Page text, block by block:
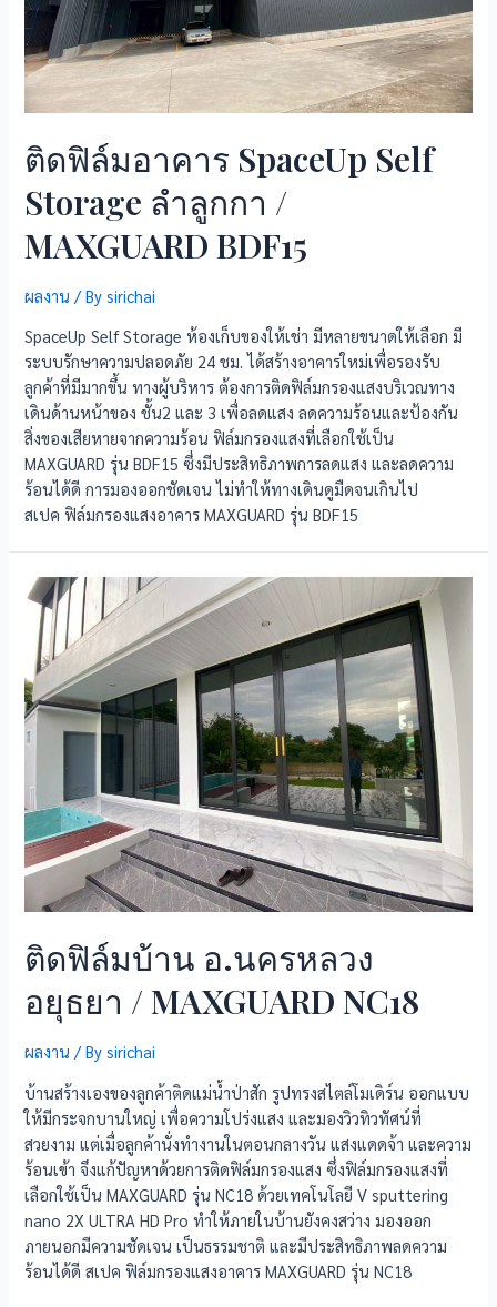
ติดฟิล์มอาคาร SpaceUp Self
Storage ลำลูกกา /
MAXGUARD BDF15
ผลงาน / Bysirichai
SpaceUp Self Storage ห้องเก็บของให้เช่า มีหลายขนาดให้เลือก มี
ระบบรักษาความปลอดภัย 24 ชม. ได้สร้างอาคารใหม่เพื่อรองรับ
ลูกค้าที่มีมากขึ้น ทางผู้บริหาร ต้องการติดฟิล์มกรองแสงบริเวณทาง
เดินด้านหน้าของ ชั้น2 และ 3 เพื่อลดแสง ลดความร้อนและป้องกัน
สิ่งของเสียหายจากความร้อน ฟิล์มกรองแสงที่เลือกใช้เป็น
MAXGUARD รุ่น BDF15 ซึ่งมีประสิทธิภาพการลดแสง และลดความ
ร้อนได้ดี การมองออกชัดเจน ไม่ทำให้ทางเดินดูมืดจนเกินไป
สเปค ฟิล์มกรองแสงอาคาร MAXGUARD รุ่น BDF15
ติดฟิล์มบ้าน อ.นครหลวง
อยุธยา / MAXGUARD NC18
ผลงาน / Bysirichai
บ้านสร้างเองของลูกค้าติดแม่น้ำป่าสัก รูปทรงสไตล์โมเดิร์น ออกแบบ
ให้มีกระจกบานใหญ่ เพื่อความโปร่งแสง และมองวิวทิวทัศน์ที่
สวยงาม แต่เมื่อลูกค้านั่งทำงานในตอนกลางวัน แสงแดดจ้า และความ
ร้อนเข้า จึงแก้ปัญหาด้วยการติดฟิล์มกรองแสง ซึ่งฟิล์มกรองแสงที่
เลือกใช้เป็น MAXGUARD รุ่น NC18 ด้วยเทคโนโลยี V sputtering
nano 2X ULTRA HD Pro ทำให้ภายในบ้านยังคงสว่าง มองออก
ภายนอกมีความชัดเจน เป็นธรรมชาติ และมีประสิทธิภาพลดความ
ร้อนได้ดี สเปค ฟิล์มกรองแสงอาคาร MAXGUARD รุ่น NC18